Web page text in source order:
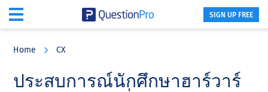
content
sidebar
SIGN UP FREE
Home CX
ประสบการณ์นักศึกษาฮาร์วาร์